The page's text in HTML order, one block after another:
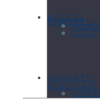
ACCEDI
CONTATTI
CONTATTI
VIDEO
ASSOCIATI
FOTO
VIDEO